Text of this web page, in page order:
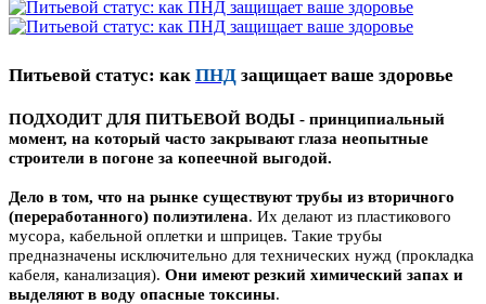
Питьевой статус: как ПНД защищает ваше здоровье
ПОДХОДИТ ДЛЯ ПИТЬЕВОЙ ВОДЫ - принципиальный
момент, на который часто закрывают глаза неопытные
строители в погоне за копеечной выгодой.
Дело в том, что на рынке существуют трубы из вторичного
(переработанного) полиэтилена. Их делают из пластикового
мусора, кабельной оплетки и шприцев. Такие трубы
предназначены исключительно для технических нужд (прокладка
кабеля, канализация). Они имеют резкий химический запах и
выделяют в воду опасные токсины.